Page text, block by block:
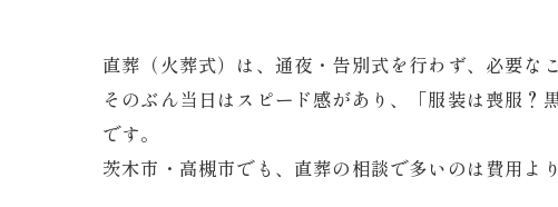
直葬（火葬式）は、通夜・告別式を行わず、必要な
そのぶん当日はスピード感があり、「服装は喪服
です。
茨木市・高槻市でも、直葬の相談で多いのは費用より